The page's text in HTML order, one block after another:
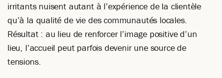
irritants nuisent autant à l’expérience de la clientèle
qu’à la qualité de vie des communautés locales.
Résultat : au lieu de renforcer l’image positive d’un
lieu, l’accueil peut parfois devenir une source de
tensions.